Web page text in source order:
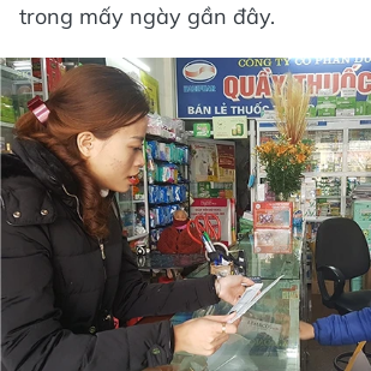
trong mấy ngày gần đây.